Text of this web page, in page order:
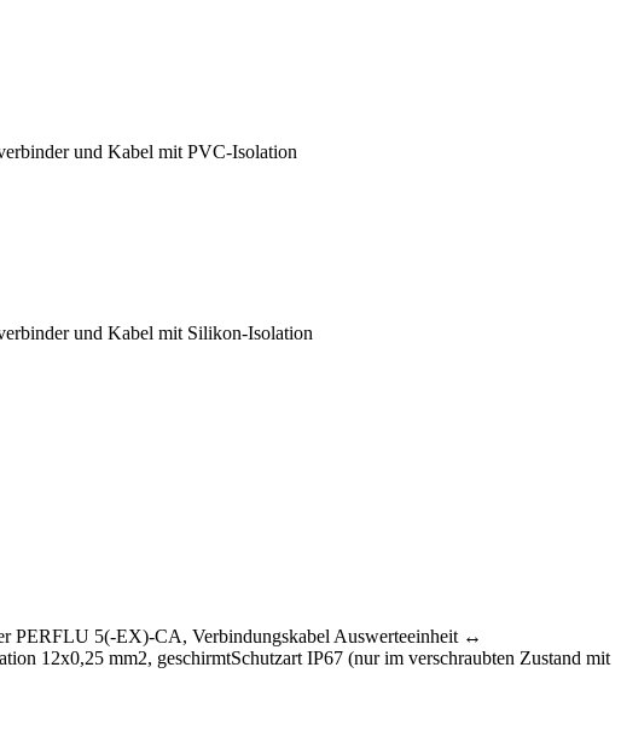
und Kabel mit PVC-Isolation
und Kabel mit Silikon-Isolation
PERFLU 5(-EX)-CA, Verbindungskabel Auswerteeinheit ↔
12x0,25 mm2, geschirmtSchutzart IP67 (nur im verschraubten Zustand mit